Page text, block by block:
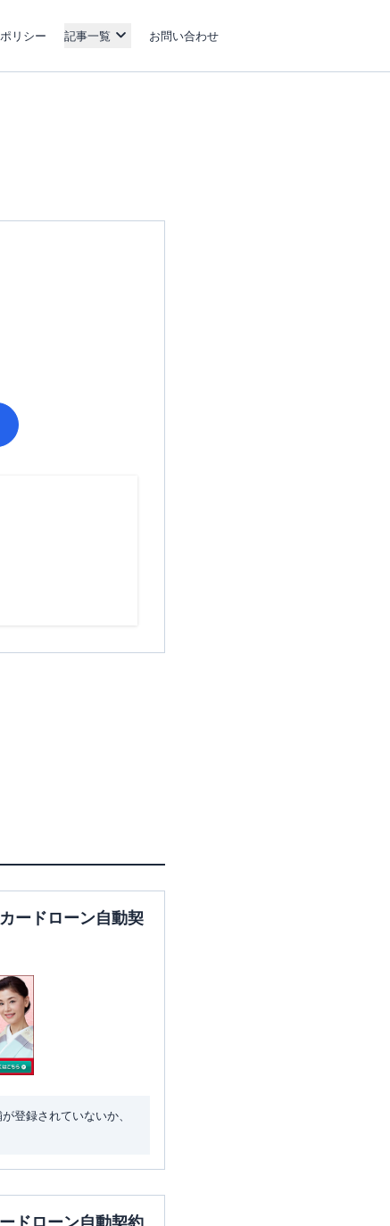
リシー 記事一覧 お問い合わせ
ードローン自動契
登録されていないか、
ドローン自動契約